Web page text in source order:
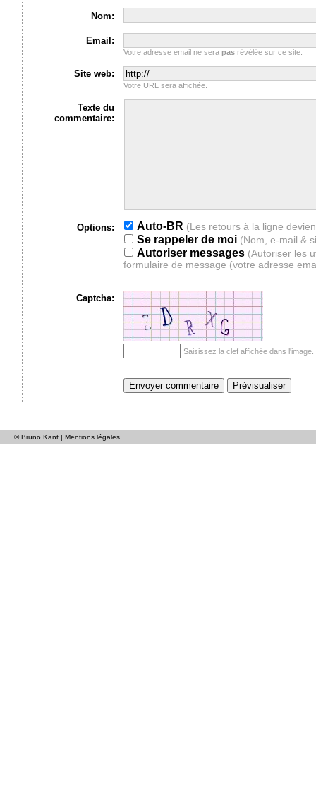
Nom:
Email:
Votre adresse email ne serapas révélée sur ce site.
Site web:
Votre URL sera affichée.
Texte du
commentaire:
Options:
Auto-BR
Se rappeler de moi (Nom, e-mail &
Autoriser messages (Autoriser les
formulaire de message (votre adresse
Captcha:
Saisissez la clef affichée dans
© Bruno Kant | Mentions légales